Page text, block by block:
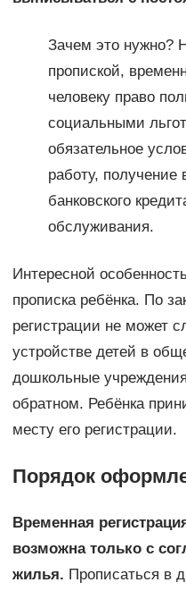
Зачем это нужно?
пропиской,
человеку право
социальными
обязательное
работу, получение
банковского
обслуживания.
Интересной
прописка ребёнка. По
регистрации не может
устройстве детей в
дошкольные
обратном. Ребёнка
месту его регистрации.
Порядок
Временная
возможна только с
жилья. Прописаться в